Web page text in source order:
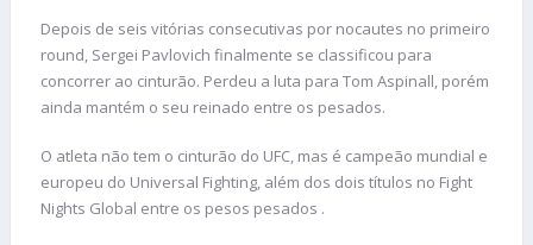
Depois de seis vitórias consecutivas por nocautes no primeiro
round, Sergei Pavlovich finalmente se classificou para
concorrer ao cinturão. Perdeu a luta para Tom Aspinall, porém
ainda mantém o seu reinado entre os pesados.
O atleta não tem o cinturão do UFC, mas é campeão mundial e
europeu do Universal Fighting, além dos dois títulos no Fight
Nights Global entre os pesos pesados ​.